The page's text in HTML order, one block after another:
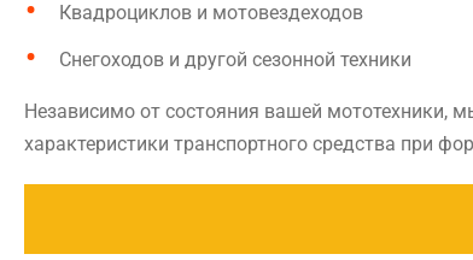
Квадроциклов и мотовездеходов
Снегоходов и другой сезонной техники
Независимо от состояния вашей мототехники,
характеристики транспортного средства при